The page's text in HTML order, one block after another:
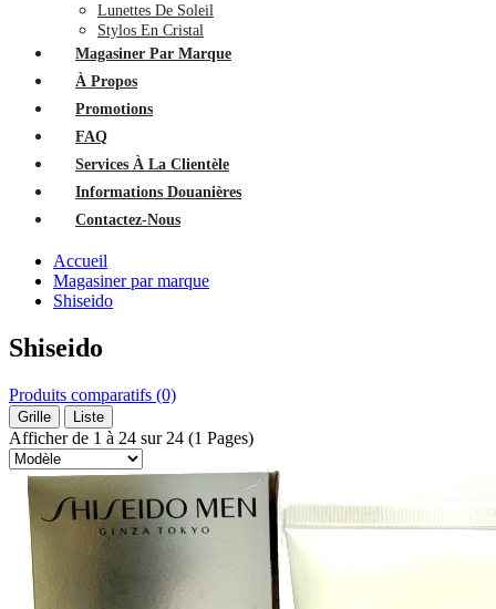
Lunettes De Soleil
Stylos En Cristal
Magasiner Par Marque
À Propos
Promotions
FAQ
Services À La Clientèle
Informations Douanières
Contactez-Nous
Accueil
Magasiner par marque
Shiseido
Shiseido
Produits comparatifs (0)
Grille Liste
Afficher de 1 à 24 sur 24 (1 Pages)